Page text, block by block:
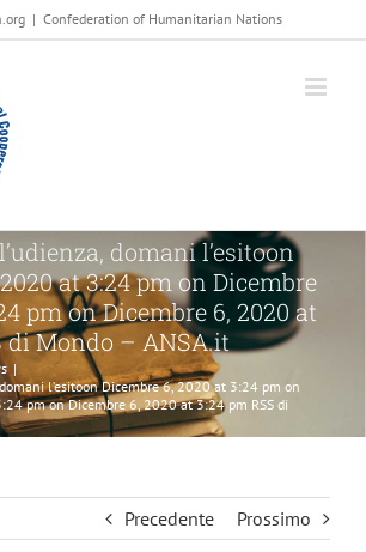
| Confederation of Humanitarian Nations
domani l’esitoon
at 3:24 pm on Dicembre
pm on Dicembre 6, 2020 at
di Mondo – ANSA.it
|
l’esitoon Dicembre 6, 2020 at 3:24 pm on
pm on Dicembre 6, 2020 at 3:24 pm RSS di
Precedente Prossimo